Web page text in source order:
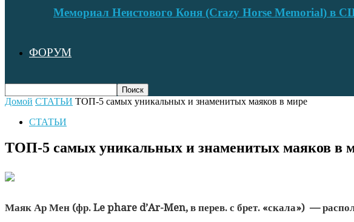
Мемориал Неистового Коня (Crazy Horse Memorial) в
ФОРУМ
Домой СТАТЬИ ТОП-5 самых уникальных и знаменитых маяков в мире
СТАТЬИ
ТОП-5 самых уникальных и знаменитых маяков в
Маяк Ар Мен (фр. Le phare d’Ar-Men, в перев. с брет. «скала») —